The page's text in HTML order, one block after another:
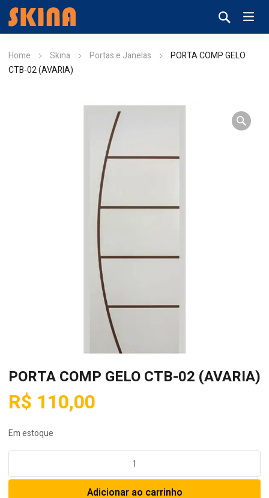
Home Skina Portas e Janelas
PORTA COMP GELO
CTB-02 (AVARIA)
PORTA COMP GELO CTB-02 (AVARIA)
R$ 110,00
Em estoque
GELO
Adicionar ao carrinho